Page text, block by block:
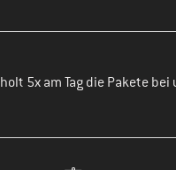
holt 5x am Tag die Pakete bei